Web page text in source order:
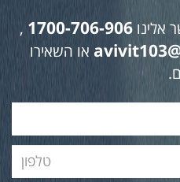
אלינו 1700-706-906
,
או השאירו